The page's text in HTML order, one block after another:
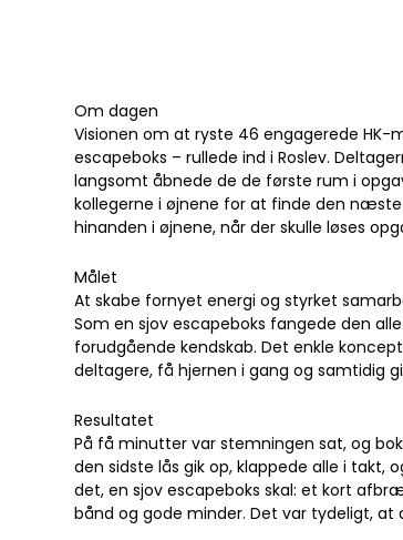
Om dagen
Visionen om at ryste 46 engagerede HK-
escapeboks – rullede ind i Roslev.
langsomt åbnede de de første rum i
kollegerne i øjnene for at finde den
hinanden i øjnene, når der skulle løses
Målet
At skabe fornyet energi og styrket
Som en sjov escapeboks fangede den
forudgående kendskab. Det enkle
deltagere, få hjernen i gang og samtidig
Resultatet
På få minutter var stemningen sat, og
den sidste lås gik op, klappede alle i takt,
det, en sjov escapeboks skal: et kort
bånd og gode minder. Det var tydeligt,